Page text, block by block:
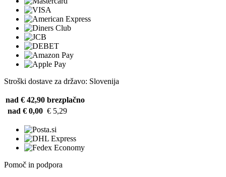
Stroški dostave za državo: Slovenija
nad € 42,90 brezplačno
nad € 0,00 € 5,29
Pomoč in podpora